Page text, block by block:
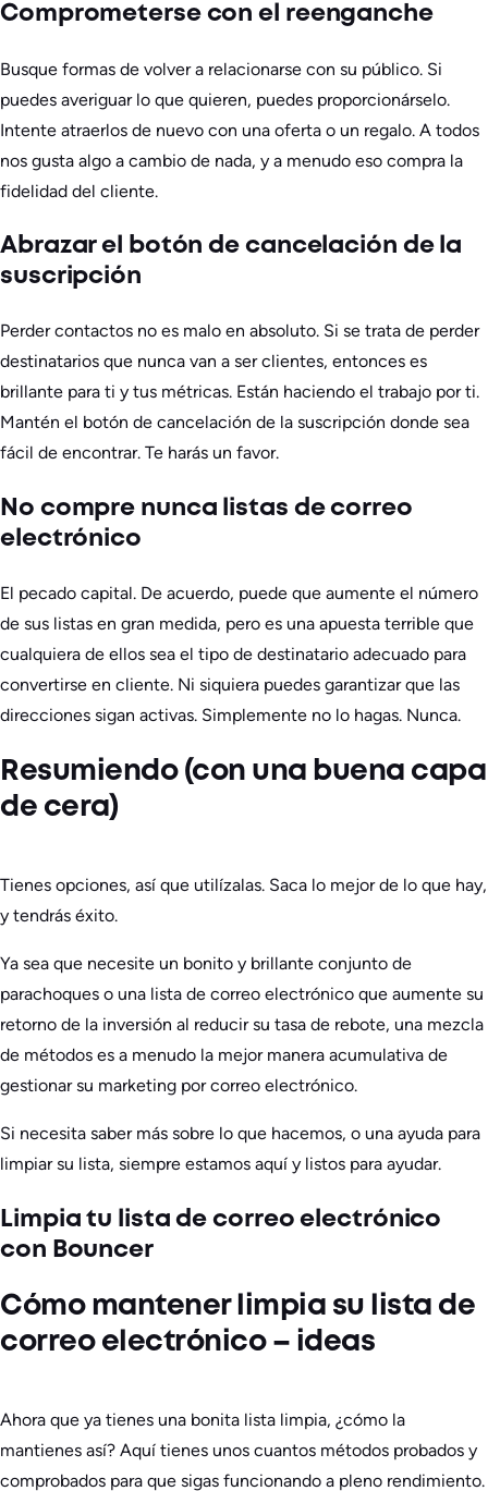
Comprometerse con el reenganche
Busque formas de volver a relacionarse con su público. Si
puedes averiguar lo que quieren, puedes proporcionárselo.
Intente atraerlos de nuevo con una oferta o un regalo. A todos
nos gusta algo a cambio de nada, y a menudo eso compra la
fidelidad del cliente.
Abrazar el botón de cancelación de la
suscripción
Perder contactos no es malo en absoluto. Si se trata de perder
destinatarios que nunca van a ser clientes, entonces es
brillante para ti y tus métricas. Están haciendo el trabajo por ti.
Mantén el botón de cancelación de la suscripción donde sea
fácil de encontrar. Te harás un favor.
No compre nunca listas de correo
electrónico
El pecado capital. De acuerdo, puede que aumente el número
de sus listas en gran medida, pero es una apuesta terrible que
cualquiera de ellos sea el tipo de destinatario adecuado para
convertirse en cliente. Ni siquiera puedes garantizar que las
direcciones sigan activas. Simplemente no lo hagas. Nunca.
Resumiendo (con una buena capa
de cera)
Tienes opciones, así que utilízalas. Saca lo mejor de lo que hay,
y tendrás éxito.
Ya sea que necesite un bonito y brillante conjunto de
parachoques o una lista de correo electrónico que aumente su
retorno de la inversión al reducir su tasa de rebote, una mezcla
de métodos es a menudo la mejor manera acumulativa de
gestionar su marketing por correo electrónico.
Si necesita saber más sobre lo que hacemos, o una ayuda para
limpiar su lista, siempre estamos aquí y listos para ayudar.
Limpia tu lista de correo electrónico
con Bouncer
Cómo mantener limpia su lista de
correo electrónico – ideas
Ahora que ya tienes una bonita lista limpia, ¿cómo la
mantienes así? Aquí tienes unos cuantos métodos probados y
comprobados para que sigas funcionando a pleno rendimiento.